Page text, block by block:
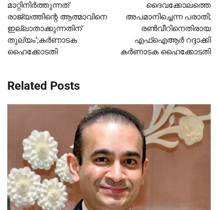
മാറ്റിനിർത്തുന്നത്
രാജ്യത്തിന്റെ ആത്മാവിനെ
ഇല്ലാതാക്കുന്നതിന്
തുല്യം’;കർണാടക
ഹൈക്കോടതി
ദൈവക്കോലത്തെ
അപമാനിച്ചെന്ന പരാതി;
രൺവീറിനെതിരായ
എഫ്ഐആർ റദ്ദാക്കി
കർണാടക ഹൈക്കോടതി
Related Posts